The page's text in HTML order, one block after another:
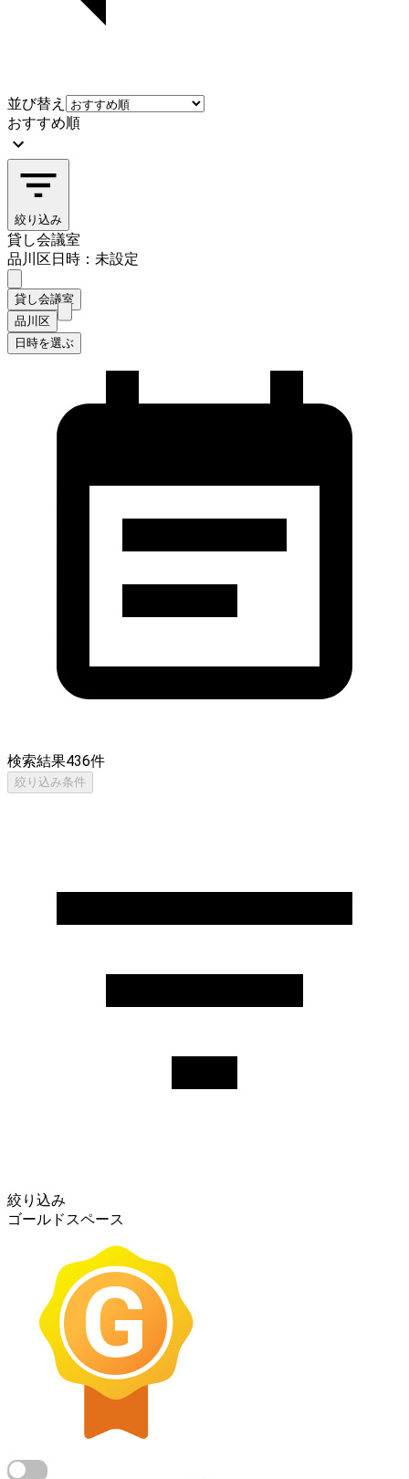
並び替え
おすすめ順
絞り込み
貸し会議室
品川区日時：未設定
貸し会議室
品川区
日時を選ぶ
検索結果436件
絞り込み条件
絞り込み
ゴールドスペース